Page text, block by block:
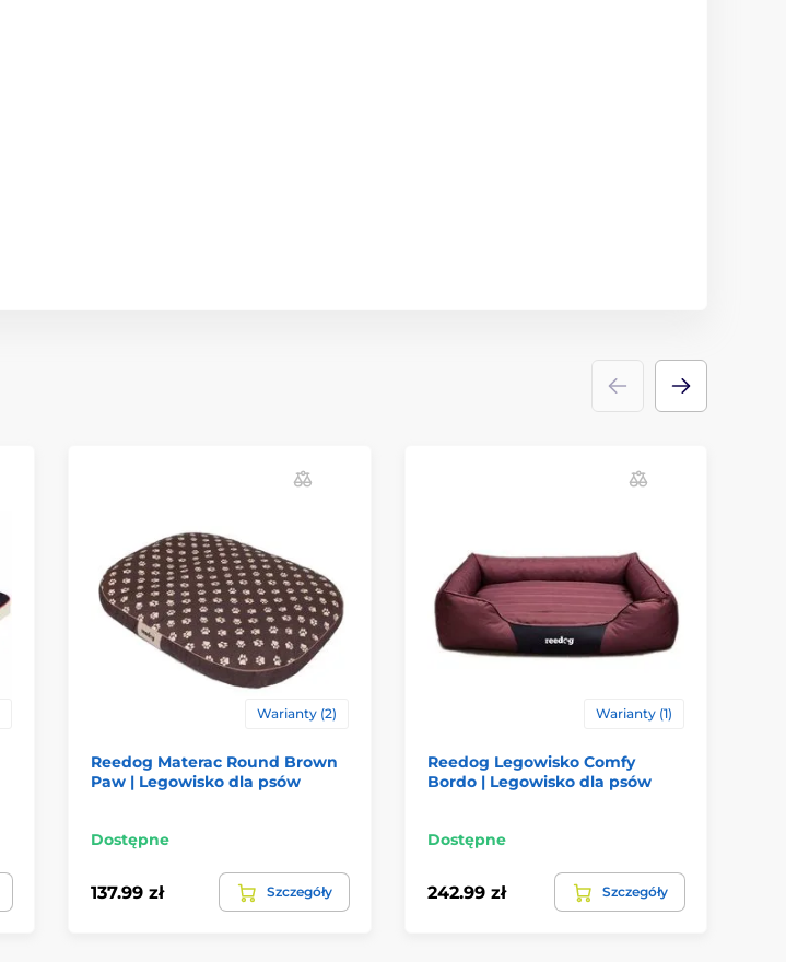
Warianty (2)
Reedog Materac Round Brown
Paw | Legowisko dla psów
Dostępne
137.99 zł Szczegóły
Warianty (1)
Reedog Legowisko Comfy
Bordo | Legowisko dla psów
Dostępne
242.99 zł Szczegóły